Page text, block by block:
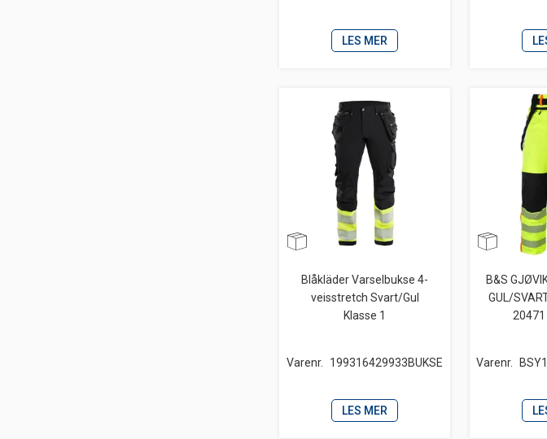
LES MER
Blåkläder Varselbukse 4-
veisstretch Svart/Gul
Klasse 1
Varenr. 199316429933BUKSE
LES MER
B&S
GUL/
20471
Varenr.